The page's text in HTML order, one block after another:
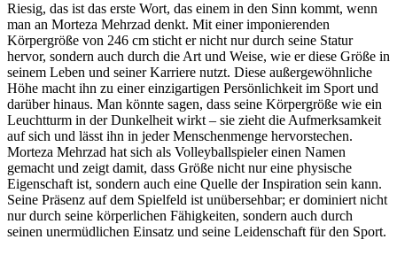
Riesig, das ist das erste Wort, das einem in den Sinn kommt, wenn
man an Morteza Mehrzad denkt. Mit einer imponierenden
Körpergröße von 246 cm sticht er nicht nur durch seine Statur
hervor, sondern auch durch die Art und Weise, wie er diese Größe in
seinem Leben und seiner Karriere nutzt. Diese außergewöhnliche
Höhe macht ihn zu einer einzigartigen Persönlichkeit im Sport und
darüber hinaus. Man könnte sagen, dass seine Körpergröße wie ein
Leuchtturm in der Dunkelheit wirkt – sie zieht die Aufmerksamkeit
auf sich und lässt ihn in jeder Menschenmenge hervorstechen.
Morteza Mehrzad hat sich als Volleyballspieler einen Namen
gemacht und zeigt damit, dass Größe nicht nur eine physische
Eigenschaft ist, sondern auch eine Quelle der Inspiration sein kann.
Seine Präsenz auf dem Spielfeld ist unübersehbar; er dominiert nicht
nur durch seine körperlichen Fähigkeiten, sondern auch durch
seinen unermüdlichen Einsatz und seine Leidenschaft für den Sport.